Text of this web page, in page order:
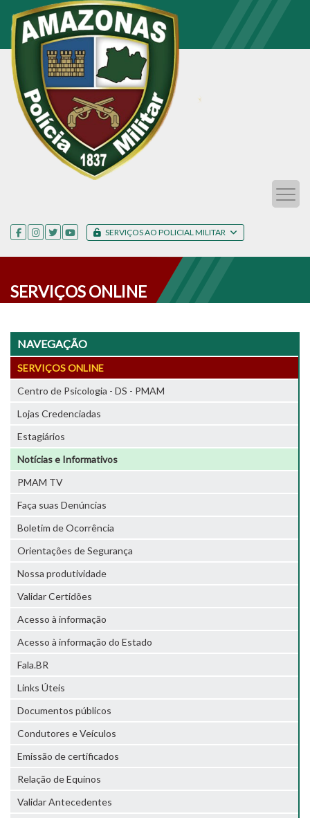
SERVIÇOS AO POLICIAL MILITAR
SERVIÇOS ONLINE
NAVEGAÇÃO
SERVIÇOS ONLINE
Centro de Psicologia - DS - PMAM
Lojas Credenciadas
Estagiários
Notícias e Informativos
PMAM TV
Faça suas Denúncias
Boletim de Ocorrência
Orientações de Segurança
Nossa produtividade
Validar Certidões
Acesso à informação
Acesso à informação do Estado
Fala.BR
Links Úteis
Documentos públicos
Condutores e Veículos
Emissão de certificados
Relação de Equinos
Validar Antecedentes